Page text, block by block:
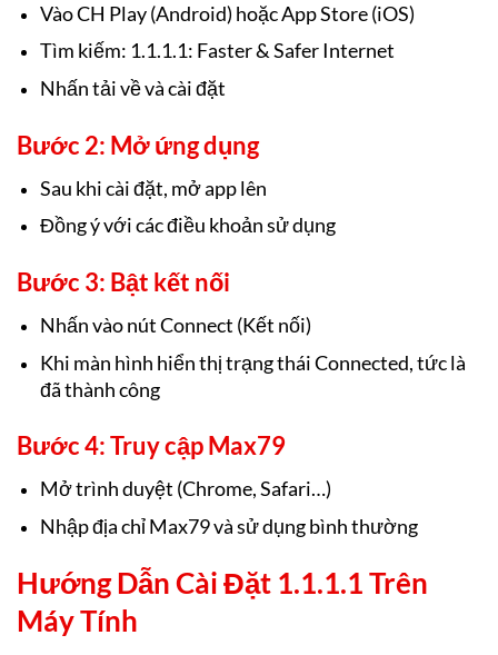
Vào CH Play (Android) hoặc App Store (iOS)
Tìm kiếm: 1.1.1.1: Faster & Safer Internet
Nhấn tải về và cài đặt
Bước 2: Mở ứng dụng
Sau khi cài đặt, mở app lên
Đồng ý với các điều khoản sử dụng
Bước 3: Bật kết nối
Nhấn vào nút Connect (Kết nối)
Khi màn hình hiển thị trạng thái Connected, tức là
đã thành công
Bước 4: Truy cập Max79
Mở trình duyệt (Chrome, Safari…)
Nhập địa chỉ Max79 và sử dụng bình thường
Hướng Dẫn Cài Đặt 1.1.1.1 Trên
Máy Tính